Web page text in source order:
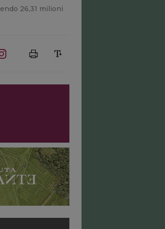
26,31 milioni